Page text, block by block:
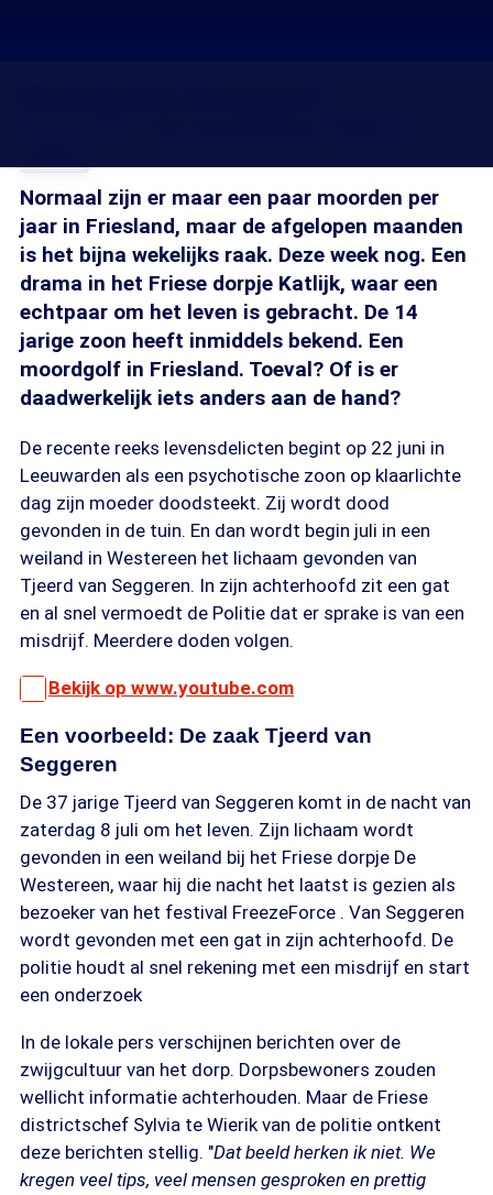
Normaal zijn er maar een paar moorden per
jaar in Friesland, maar de afgelopen maanden
is het bijna wekelijks raak. Deze week nog. Een
drama in het Friese dorpje Katlijk, waar een
echtpaar om het leven is gebracht. De 14
jarige zoon heeft inmiddels bekend. Een
moordgolf in Friesland. Toeval? Of is er
daadwerkelijk iets anders aan de hand?
De recente reeks levensdelicten begint op 22 juni in
Leeuwarden als een psychotische zoon op klaarlichte
dag zijn moeder doodsteekt. Zij wordt dood
gevonden in de tuin. En dan wordt begin juli in een
weiland in Westereen het lichaam gevonden van
Tjeerd van Seggeren. In zijn achterhoofd zit een gat
en al snel vermoedt de Politie dat er sprake is van een
misdrijf. Meerdere doden volgen.
Bekijk op www.youtube.com
Een voorbeeld: De zaak Tjeerd van
Seggeren
De 37 jarige Tjeerd van Seggeren komt in de nacht van
zaterdag 8 juli om het leven. Zijn lichaam wordt
gevonden in een weiland bij het Friese dorpje De
Westereen, waar hij die nacht het laatst is gezien als
bezoeker van het festival FreezeForce . Van Seggeren
wordt gevonden met een gat in zijn achterhoofd. De
politie houdt al snel rekening met een misdrijf en start
een onderzoek
In de lokale pers verschijnen berichten over de
zwijgcultuur van het dorp. Dorpsbewoners zouden
wellicht informatie achterhouden. Maar de Friese
districtschef Sylvia te Wierik van de politie ontkent
deze berichten stellig. "Dat beeld herken ik niet. We
kregen veel tips, veel mensen gesproken en prettig